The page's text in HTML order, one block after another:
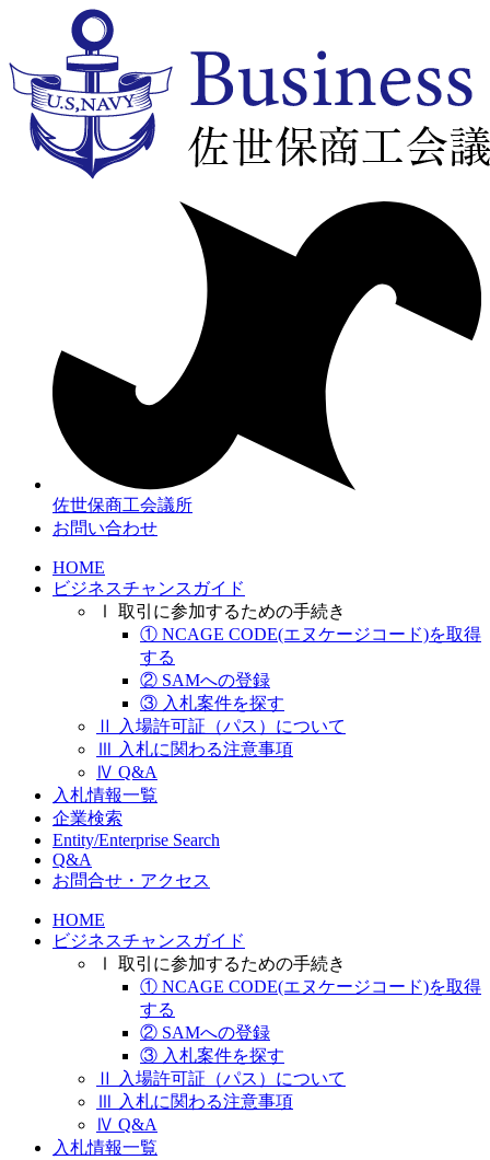
テ
ン
佐世保商工会議所
お問い合わせ
HOME
ビジネスチャンスガイド
Ⅰ 取引に参加するための手続き
① NCAGE CODE(エヌケージコード)を取得
する
② SAMへの登録
③ 入札案件を探す
Ⅱ 入場許可証（パス）について
Ⅲ 入札に関わる注意事項
Ⅳ Q&A
入札情報一覧
企業検索
Entity/Enterprise Search
Q&A
お問合せ・アクセス
HOME
ビジネスチャンスガイド
Ⅰ 取引に参加するための手続き
① NCAGE CODE(エヌケージコード)を取得
する
② SAMへの登録
③ 入札案件を探す
Ⅱ 入場許可証（パス）について
Ⅲ 入札に関わる注意事項
Ⅳ Q&A
入札情報一覧